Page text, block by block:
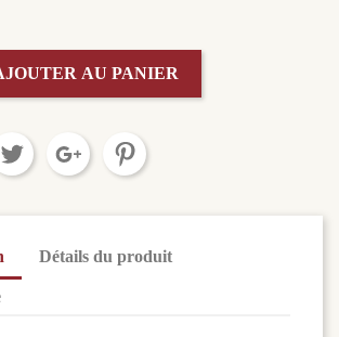
AU PANIER
Détails du produit